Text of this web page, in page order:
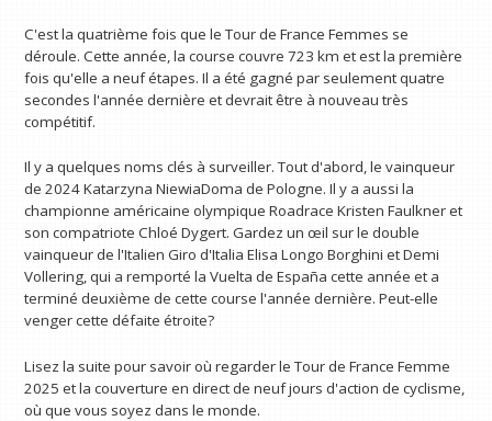
C'est la quatrième fois que le Tour de France Femmes se
déroule. Cette année, la course couvre 723 km et est la première
fois qu'elle a neuf étapes. Il a été gagné par seulement quatre
secondes l'année dernière et devrait être à nouveau très
compétitif.
Il y a quelques noms clés à surveiller. Tout d'abord, le vainqueur
de 2024 Katarzyna NiewiaDoma de Pologne. Il y a aussi la
championne américaine olympique Roadrace Kristen Faulkner et
son compatriote Chloé Dygert. Gardez un œil sur le double
vainqueur de l'Italien Giro d'Italia Elisa Longo Borghini et Demi
Vollering, qui a remporté la Vuelta de España cette année et a
terminé deuxième de cette course l'année dernière. Peut-elle
venger cette défaite étroite?
Lisez la suite pour savoir où regarder le Tour de France Femme
2025 et la couverture en direct de neuf jours d'action de cyclisme,
où que vous soyez dans le monde.